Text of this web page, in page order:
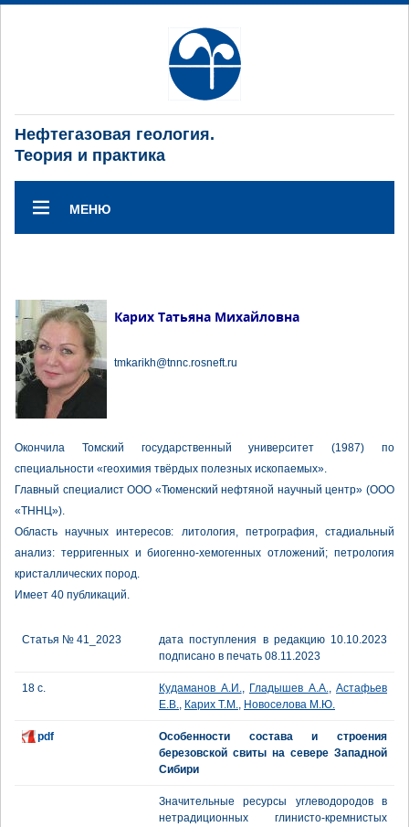
Нефтегазовая геология.
Теория и практика
МЕНЮ
Карих Татьяна Михайловна
tmkarikh@tnnc.rosneft.ru
Окончила Томский государственный университет (1987) по
специальности «геохимия твёрдых полезных ископаемых».
Главный специалист ООО «Тюменский нефтяной научный центр» (ООО
«ТННЦ»).
Область научных интересов: литология, петрография, стадиальный
анализ: терригенных и биогенно-хемогенных отложений; петрология
кристаллических пород.
Имеет 40 публикаций.
Статья № 41_2023
дата поступления в редакцию 10.10.2023
подписано в печать 08.11.2023
18 с. Кудаманов А.И., Гладышев А.А., Астафьев
Е.В., Карих Т.М., Новоселова М.Ю.
pdf
Особенности состава и строения
березовской свиты на севере Западной
Сибири
Значительные ресурсы углеводородов в
нетрадиционных глинисто-кремнистых